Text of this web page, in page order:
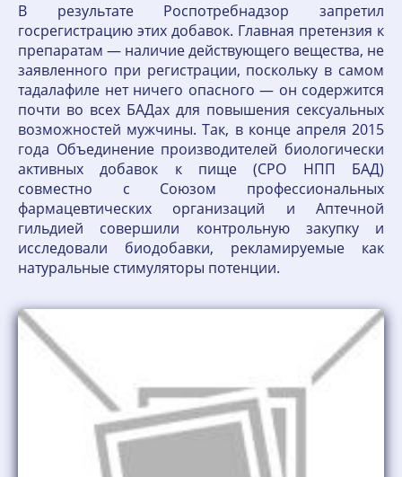
В результате Роспотребнадзор запретил
госрегистрацию этих добавок. Главная претензия к
препаратам — наличие действующего вещества, не
заявленного при регистрации, поскольку в самом
тадалафиле нет ничего опасного — он содержится
почти во всех БАДах для повышения сексуальных
возможностей мужчины. Так, в конце апреля 2015
года Объединение производителей биологически
активных добавок к пище (СРО НПП БАД)
совместно с Союзом профессиональных
фармацевтических организаций и Аптечной
гильдией совершили контрольную закупку и
исследовали биодобавки, рекламируемые как
натуральные стимуляторы потенции.